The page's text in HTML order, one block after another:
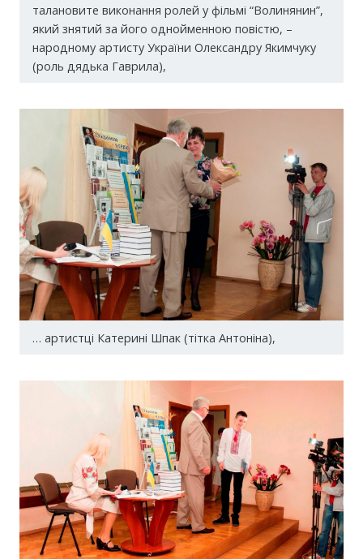
талановите виконання ролей у фільмі “Волинянин”,
який знятий за його однойменною повістю, –
народному артисту України Олександру Якимчуку
(роль дядька Гаврила),
… артистці Катерині Шпак (тітка Антоніна),